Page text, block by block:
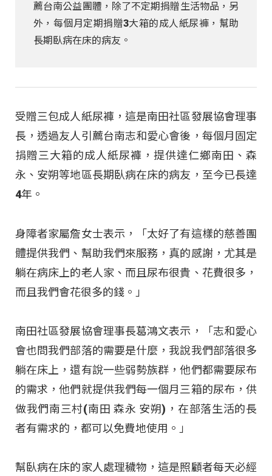
薦台南公益團體，除了不定期捐贈生活物品，另
外，每個月定期捐贈3大箱的成人紙尿褲，幫助
長期臥病在床的病友。
受贈三包成人紙尿褲，這是南田社區發展協會理事
長，透過友人引薦台南志和愛心會後，每個月固定
捐贈三大箱的成人紙尿褲，提供達仁鄉南田、森
永、安朔等地區長期臥病在床的病友，至今已長達
4年。
身障者家屬詹女士表示，「太好了有這樣的慈善團
體提供我們、幫助我們來服務，真的感謝，尤其是
躺在病床上的老人家、而且尿布很貴、花費很多，
而且我們會花很多的錢。」
南田社區發展協會理事長葛鴻文表示，「志和愛心
會也問我們部落的需要是什麼，我說我們部落很多
躺在床上，還有說一些弱勢族群，他們都需要尿布
的需求，他們就提供我們每一個月三箱的尿布，供
做我們南三村(南田 森永 安朔)，在部落生活的長
者有需求的，都可以免費地使用。」
幫臥病在床的家人處理穢物，這是照顧者每天必經